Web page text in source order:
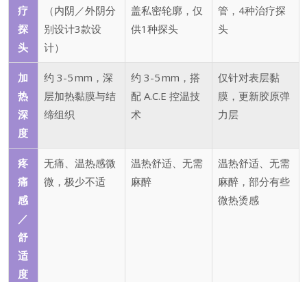
疗
探
头
（内阴／外阴分
别设计3款设
计）
盖私密轮廓，仅
供1种探头
管，4种治疗探
头
加
热
深
度
约 3-5 mm，深
层加热黏膜与结
缔组织
约 3-5 mm，搭
配 A.C.E 控温技
术
仅针对表层黏
膜，更新胶原弹
力层
疼
痛
感
／
舒
适
度
无痛、温热感微
微，极少不适
温热舒适、无需
麻醉
温热舒适、无需
麻醉，部分有些
微热烫感